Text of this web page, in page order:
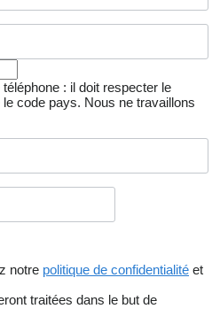
: il doit respecter le
code pays. Nous ne travaillons
notre politique de confidentialité et
traitées dans le but de